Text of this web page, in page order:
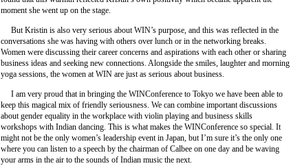
moment she went up on the stage.
But Kristin is also very serious about WIN’s purpose, and this was reflected in the
conversations she was having with others over lunch or in the networking breaks.
Women were discussing their career concerns and aspirations with each other or sharing
business ideas and seeking new connections. Alongside the smiles, laughter and morning
yoga sessions, the women at WIN are just as serious about business.
I am very proud that in bringing the WINConference to Tokyo we have been able to
keep this magical mix of friendly seriousness. We can combine important discussions
about gender equality in the workplace with violin playing and business skills
workshops with Indian dancing. This is what makes the WINConference so special. It
might not be the only women’s leadership event in Japan, but I’m sure it’s the only one
where you can listen to a speech by the chairman of Calbee on one day and be waving
your arms in the air to the sounds of Indian music the next.